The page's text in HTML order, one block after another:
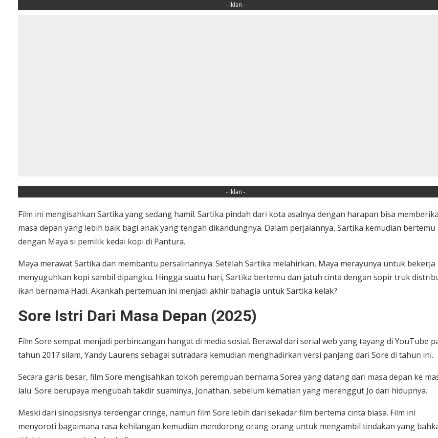
- Iklan -
- Iklan -
Film ini mengisahkan Sartika yang sedang hamil. Sartika pindah dari kota asalnya dengan harapan bisa
masa depan yang lebih baik bagi anak yang tengah dikandungnya. Dalam perjalannya, Sartika kemudian bertemu
dengan Maya si pemilik kedai kopi di Pantura.
Maya merawat Sartika dan membantu persalinannya. Setelah Sartika melahirkan, Maya merayunya untuk bekerja
menyuguhkan kopi sambil dipangku. Hingga suatu hari, Sartika bertemu dan jatuh cinta dengan sopir truk
ikan bernama Hadi. Akankah pertemuan ini menjadi akhir bahagia untuk Sartika kelak?
Sore Istri Dari Masa Depan (2025)
Film Sore sempat menjadi perbincangan hangat di media sosial. Berawal dari serial web yang tayang di YouTube
tahun 2017 silam, Yandy Laurens sebagai sutradara kemudian menghadirkan versi panjang dari Sore di tahun ini.
Secara garis besar, film Sore mengisahkan tokoh perempuan bernama Sorea yang datang dari masa depan ke
lalu. Sore berupaya mengubah takdir suaminya, Jonathan, sebelum kematian yang merenggut Jo dari hidupnya.
Meski dari sinopsisnya terdengar cringe, namun film Sore lebih dari sekadar film bertema cinta biasa. Film ini
menyoroti bagaimana rasa kehilangan kemudian mendorong orang-orang untuk mengambil tindakan yang